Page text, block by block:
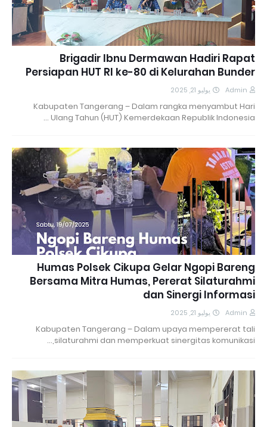
Brigadir Ibnu Dermawan Hadiri Rapat
Persiapan HUT RI ke-80 di Kelurahan Bunder
Admin يوليو 21, 2025
Kabupaten Tangerang – Dalam rangka menyambut Hari
Ulang Tahun (HUT) Kemerdekaan Republik Indonesia …
Humas Polsek Cikupa Gelar Ngopi Bareng
Bersama Mitra Humas, Pererat Silaturahmi
dan Sinergi Informasi
Admin يوليو 21, 2025
Kabupaten Tangerang – Dalam upaya mempererat tali
silaturahmi dan memperkuat sinergitas komunikasi,…